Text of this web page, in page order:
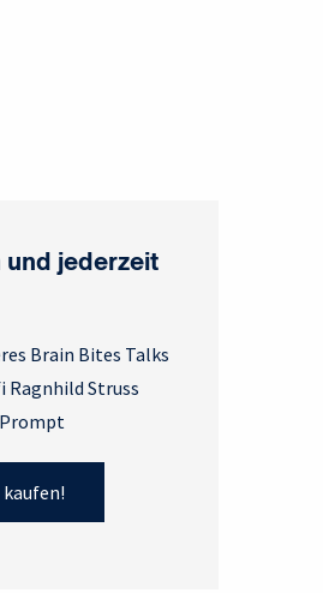
und jederzeit
Brain Bites Talks
Struss